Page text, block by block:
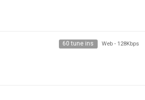
60 tune ins Web - 128Kbps